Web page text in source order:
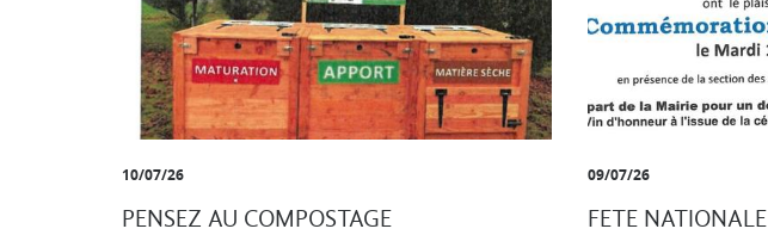
10/07/26
PENSEZ AU COMPOSTAGE
09/07/26
FETE NATIONALE